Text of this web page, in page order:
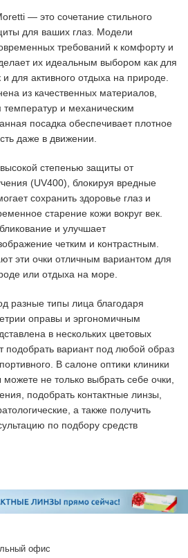
— это сочетание стильного
для ваших глаз. Модели
требований к комфорту и
их идеальным выбором как для
для активного отдыха на природе.
из качественных материалов,
и механическим
посадка обеспечивает плотное
даже в движении.
степенью защиты от
(UV400), блокируя вредные
сохранить здоровье глаз и
старение кожи вокруг век.
и улучшает
четким и контрастным.
эти очки отличным вариантом для
или отдыха на море.
разные типы лица благодаря
оправы и эргономичным
в нескольких цветовых
подобрать вариант под любой образ
В салоне оптики клиники
не только выбрать себе очки,
подобрать контактные линзы,
а также получить
по подбору средств
офис